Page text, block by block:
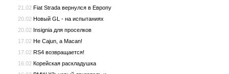
21.02 Fiat Strada вернулся в Европу
20.02 Новый GL - на испытаниях
20.02 Insignia для проселков
17.02 Не Cajun, а Macan!
17.02 RS4 возвращается!
16.02 Корейская раскладушка